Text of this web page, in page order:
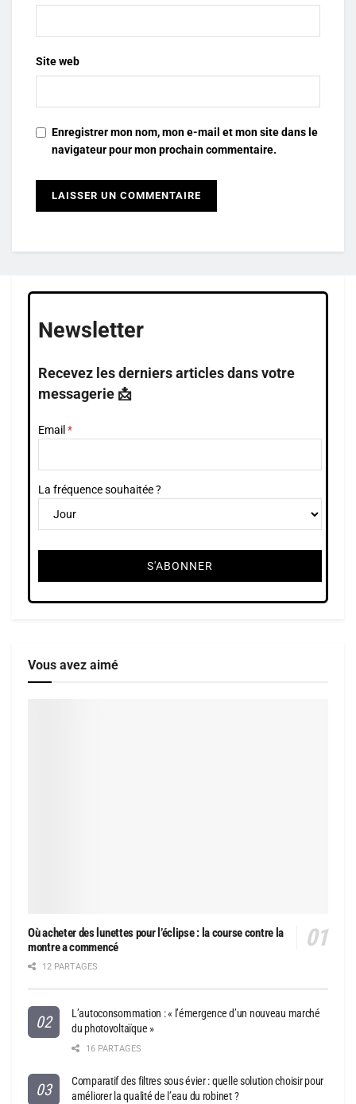
Site web
Enregistrer mon nom, mon e-mail et mon site dans le
navigateur pour mon prochain commentaire.
Newsletter
Recevez les derniers articles dans votre
messagerie 📩
Email
La fréquence souhaitée ?
Vous avez aimé
Où acheter des lunettes pour l’éclipse : la course contre la
montre a commencé
12 PARTAGES
L’autoconsommation : « l’émergence d’un nouveau marché
du photovoltaïque »
16 PARTAGES
Comparatif des filtres sous évier : quelle solution choisir pour
améliorer la qualité de l’eau du robinet ?